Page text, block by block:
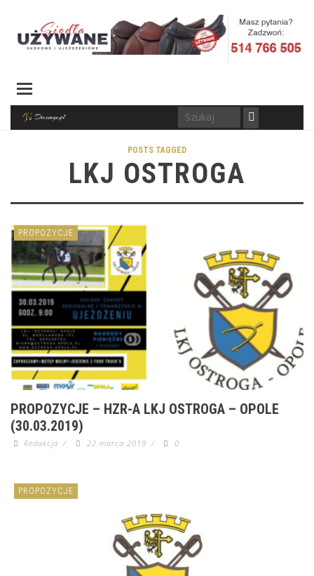
POSTS TAGGED
LKJ OSTROGA
PROPOZYCJE
PROPOZYCJE – HZR-A LKJ OSTROGA – OPOLE
(30.03.2019)
Redakcja / 22 marca 2019 / 0
PROPOZYCJE